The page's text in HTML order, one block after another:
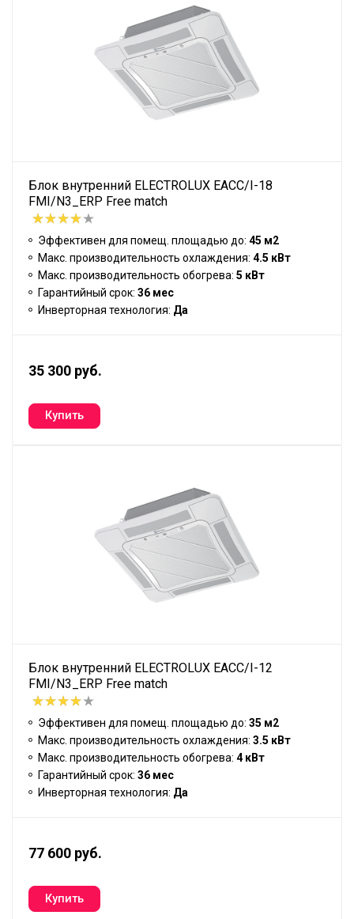
Блок внутренний ELECTROLUX EACC/I-18
FMI/N3_ERP Free match
Эффективен для помещ. площадью до: 45 м2
Макс. производительность охлаждения: 4.5 кВт
Макс. производительность обогрева: 5 кВт
Гарантийный срок: 36 мес
Инверторная технология: Да
35 300 руб.
Блок внутренний ELECTROLUX EACC/I-12
FMI/N3_ERP Free match
Эффективен для помещ. площадью до: 35 м2
Макс. производительность охлаждения: 3.5 кВт
Макс. производительность обогрева: 4 кВт
Гарантийный срок: 36 мес
Инверторная технология: Да
77 600 руб.